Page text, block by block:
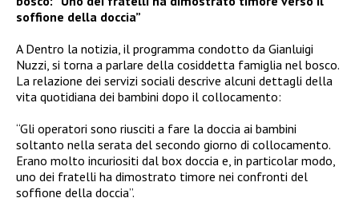
soffione della doccia”
A Dentro la notizia, il programma condotto da Gianluigi
Nuzzi, si torna a parlare della cosiddetta famiglia nel bosco.
La relazione dei servizi sociali descrive alcuni dettagli della
vita quotidiana dei bambini dopo il collocamento:
“Gli operatori sono riusciti a fare la doccia ai bambini
soltanto nella serata del secondo giorno di collocamento.
Erano molto incuriositi dal box doccia e, in particolar modo,
uno dei fratelli ha dimostrato timore nei confronti del
soffione della doccia”.